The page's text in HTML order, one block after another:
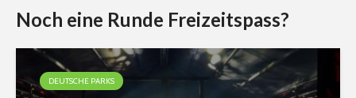
Noch eine Runde Freizeitspass?
DEUTSCHE PARKS